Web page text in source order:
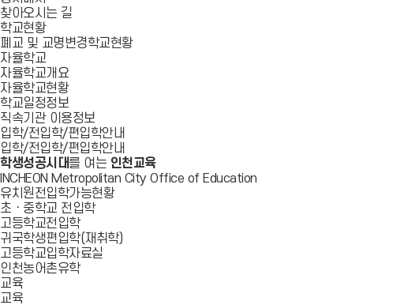
찾아오시는 길
학교현황
폐교 및 교명변경학교현황
자율학교
자율학교개요
자율학교현황
학교일정정보
직속기관 이용정보
입학/전입학/편입학안내
입학/전입학/편입학안내
학생성공시대를 여는 인천교육
INCHEON Metropolitan City Office of Education
유치원전입학가능현황
초ㆍ중학교 전입학
고등학교전입학
귀국학생편입학(재취학)
고등학교입학자료실
인천농어촌유학
교육
교육